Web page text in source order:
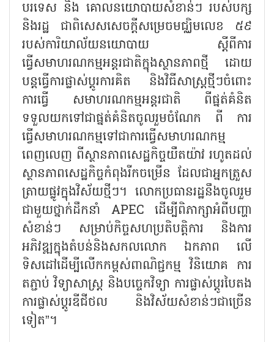
បរទេស និង គោលនយោបាយសំខាន់ៗ របស់បក្ស
និងរដ្ឋ ជាពិសេសសេចក្តីសម្រេចមជ្ឈិមលេខ ៥៩
របស់ការិយាល័យនយោបាយ ស្តីពីការ
ធ្វើសមាហរណកម្មអន្តរជាតិក្នុងស្ថានភាពថ្មី ដោយ
បន្តធ្វើការផ្លាស់ប្តូរការគិត និងវិធីសាស្រ្តថ្មីៗចំពោះ
ការធ្វើ សមាហរណកម្មអន្តរជាតិ ពីផ្នត់គំនិត
ទទួលយកទៅជាផ្នត់គំនិតចូលរួមចំណែក ពី ការ
ធ្វើសមាហរណកម្មទៅជាការធ្វើសមាហរណកម្ម
ពេញលេញ ពីស្ថានភាពសេដ្ឋកិច្ចយឺតយ៉ាវ រហូតដល់
ស្ថានភាពសេដ្ឋកិច្ចកំពុងរីកចម្រើន ដែលជាអ្នកត្រួស
ត្រាយផ្លូវក្នុងវិស័យថ្មីៗ។ លោកប្រធានរដ្ឋនឹងចូលរួម
ជាមួយថ្នាក់ដឹកនាំ APEC ដើម្បីពិភាក្សាអំពីបញ្ហា
សំខាន់ៗ សម្រាប់កិច្ចសហប្រតិបត្តិការ និងការ
អភិវឌ្ឍក្នុងតំបន់និងសកលលោក ឯកភាព លើ
ទិសដៅដើម្បីលើកកម្ពស់ពាណិជ្ជកម្ម វិនិយោគ ការ
តភ្ជាប់ វិទ្យាសាស្ត្រ និងបច្ចេកវិទ្យា ការផ្លាស់ប្តូរបៃតង
ការផ្លាស់ប្តូរឌីជីថល និងវិស័យសំខាន់ៗជាច្រើន
ទៀត”។